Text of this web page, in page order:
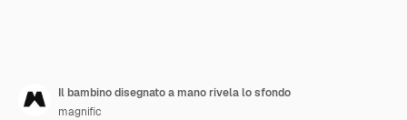
Il bambino disegnato a mano rivela lo sfondo
magnific